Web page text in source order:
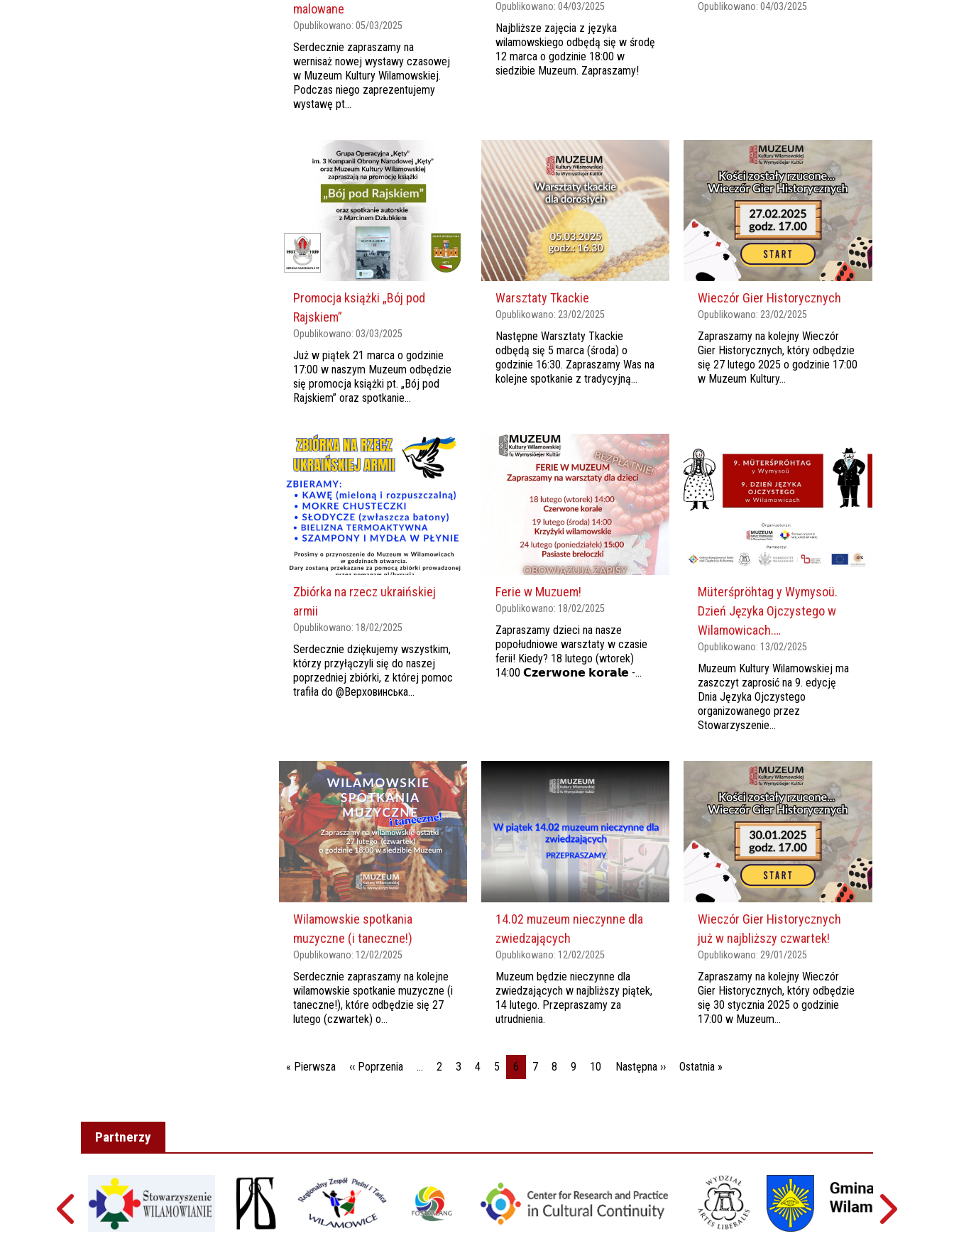
malowane
Opublikowano: 05/03/2025
Serdecznie zapraszamy na
wernisaż nowej wystawy czasowej
w Muzeum Kultury Wilamowskiej.
Podczas niego zaprezentujemy
wystawę pt...
Opublikowano:04/03/2025
Najbliższe zajęcia z języka
wilamowskiego odbędą się w środę
12 marca o godzinie 18:00 w
siedzibie Muzeum. Zapraszamy!
Opublikowano:04/03/2025
Promocja książki „Bój pod
Rajskiem”
Opublikowano: 03/03/2025
Już w piątek 21 marca o godzinie
17:00 w naszym Muzeum odbędzie
się promocja książki pt. „Bój pod
Rajskiem” oraz spotkanie...
Warsztaty Tkackie
Opublikowano:23/02/2025
Następne Warsztaty Tkackie
odbędą się 5 marca (środa) o
godzinie 16:30. Zapraszamy Was na
kolejne spotkanie z tradycyjną...
Wieczór Gier Historycznych
Opublikowano:23/02/2025
Zapraszamy na kolejny Wieczór
Gier Historycznych, który odbędzie
się 27 lutego 2025 o godzinie 17:00
w Muzeum Kultury...
Zbiórka na rzecz ukraińskiej
armii
Opublikowano: 18/02/2025
Serdecznie dziękujemy wszystkim,
którzy przyłączyli się do naszej
poprzedniej zbiórki, z której pomoc
trafiła do @Верховинська...
Ferie w Muzuem!
Opublikowano: 18/02/2025
Zapraszamy dzieci na nasze
popołudniowe warsztaty w czasie
ferii! Kiedy? 18 lutego (wtorek)
14:00 𝗖𝘇𝗲𝗿𝘄𝗼𝗻𝗲 𝗸𝗼𝗿𝗮𝗹𝗲 -...
Müterśpröhtag y Wymysoü.
Dzień Języka Ojczystego w
Wilamowicach.…
Opublikowano: 13/02/2025
Muzeum Kultury Wilamowskiej ma
zaszczyt zaprosić na 9. edycję
Dnia Języka Ojczystego
organizowanego przez
Stowarzyszenie...
Wilamowskie spotkania
muzyczne (i taneczne!)
Opublikowano: 12/02/2025
Serdecznie zapraszamy na kolejne
wilamowskie spotkanie muzyczne (i
taneczne!), które odbędzie się 27
lutego (czwartek) o...
14.02 muzeum nieczynne dla
zwiedzających
Opublikowano: 12/02/2025
Muzeum będzie nieczynne dla
zwiedzających w najbliższy piątek,
14 lutego. Przepraszamy za
utrudnienia.
Wieczór Gier Historycznych
już w najbliższy czwartek!
Opublikowano:29/01/2025
Zapraszamy na kolejny Wieczór
Gier Historycznych, który odbędzie
się 30 stycznia 2025 o godzinie
17:00 w Muzeum...
Stronicowanie
« PierwszaPierwsza strona
‹‹ PoprzeniaPoprzednia strona
… 2 3 4 5 6 7 8 9 10 Następna ››Następna strona
Ostatnia »
Partnerzy